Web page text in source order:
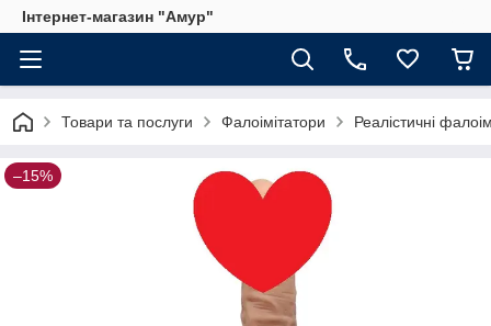
Інтернет-магазин "Амур"
Товари та послуги Фалоімітатори Реалістичні
–15%